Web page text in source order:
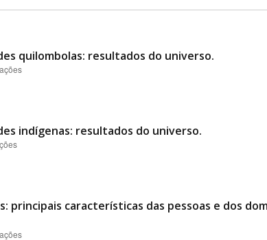
quilombolas: resultados do universo.
indígenas: resultados do universo.
principais características das pessoas e dos